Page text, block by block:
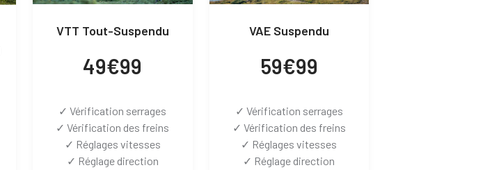
VTT Tout-Suspendu
49€99
✓ Vérification serrages
✓ Vérification des freins
✓ Réglages vitesses
✓ Réglage direction
VAE Suspendu
59€99
✓ Vérification serrages
✓ Vérification des freins
✓ Réglages vitesses
✓ Réglage direction